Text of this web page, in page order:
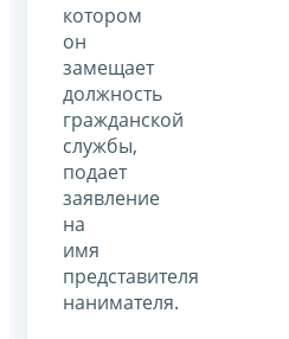
котором
он
замещает
должность
гражданской
службы,
подает
заявление
на
имя
представителя
нанимателя.